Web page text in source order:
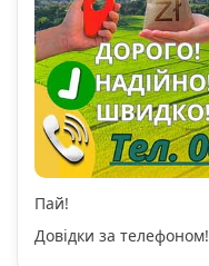
Пай!
Довідки за телефоном!